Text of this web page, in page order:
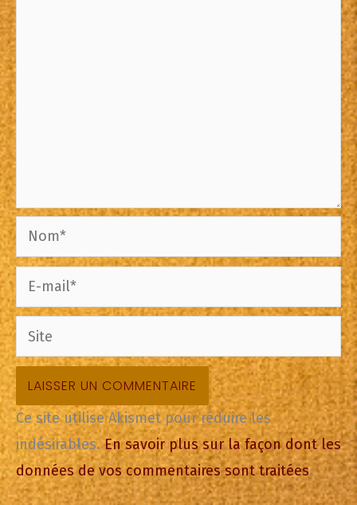
Nom*
E-
mail*
Site
Ce site utilise Akismet pour réduire les
indésirables.En savoir plus sur la façon dont les
données de vos commentaires sont traitées.